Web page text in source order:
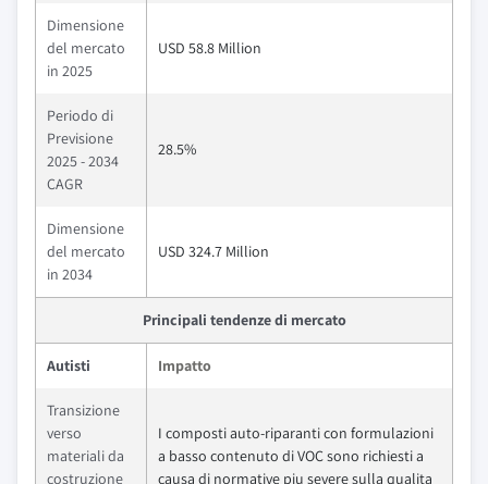
Dimensione
del mercato
in 2025
USD 58.8 Million
Periodo di
Previsione
2025 - 2034
CAGR
28.5%
Dimensione
del mercato
in 2034
USD 324.7 Million
Principali tendenze di mercato
Autisti Impatto
Transizione
verso
materiali da
costruzione
I composti auto-riparanti con formulazioni
a basso contenuto di VOC sono richiesti a
causa di normative piu severe sulla qualita